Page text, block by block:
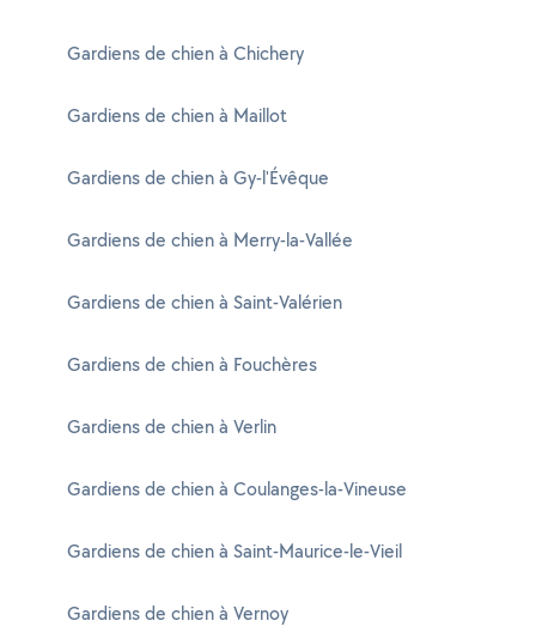
Gardiens de chien à Chichery
Gardiens de chien à Maillot
Gardiens de chien à Gy-l'Évêque
Gardiens de chien à Merry-la-Vallée
Gardiens de chien à Saint-Valérien
Gardiens de chien à Fouchères
Gardiens de chien à Verlin
Gardiens de chien à Coulanges-la-Vineuse
Gardiens de chien à Saint-Maurice-le-Vieil
Gardiens de chien à Vernoy